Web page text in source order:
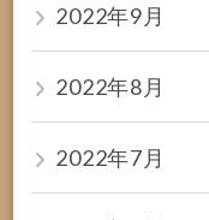
2022年9月
2022年8月
2022年7月